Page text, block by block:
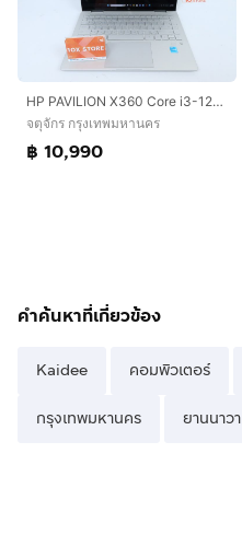
HP PAVILION X360 Core i3-1215U RAM8.512GB
จตุจักร กรุงเทพมหานคร
฿ 10,990
คำค้นหาที่เกี่ยวข้อง
Kaidee คอมพิวเตอร์
กรุงเทพมหานคร ยานนาวา